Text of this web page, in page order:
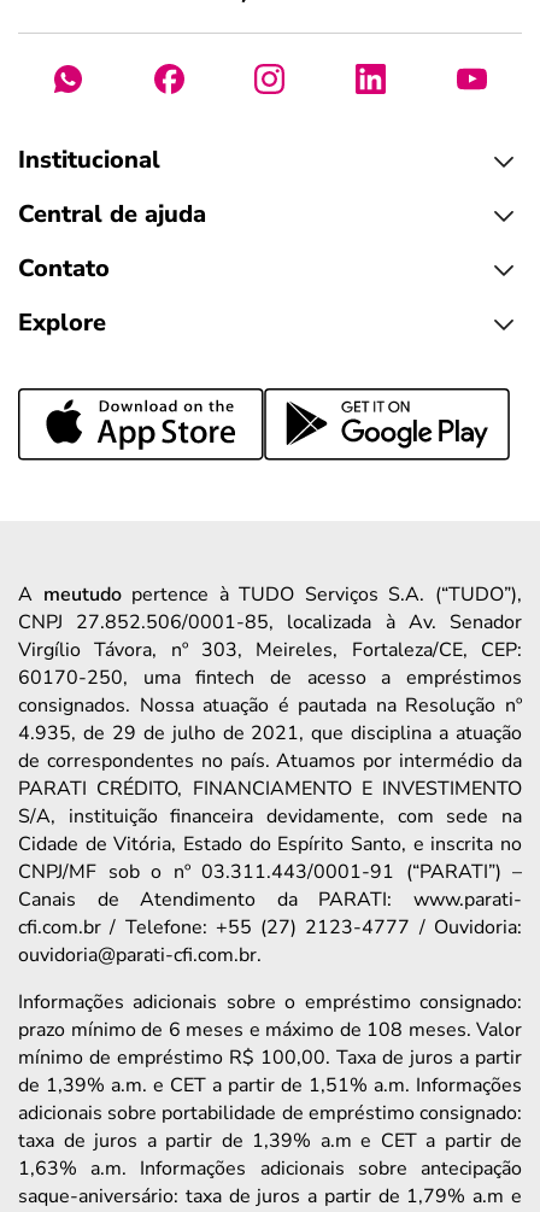
Institucional
Central de ajuda
Contato
Explore
A meutudopertence à TUDO Serviços S.A. (“TUDO”),
CNPJ 27.852.506/0001-85, localizada à Av. Senador
Virgílio Távora, nº 303, Meireles, Fortaleza/CE, CEP:
60170-250, uma fintech de acesso a empréstimos
consignados. Nossa atuação é pautada na Resolução nº
4.935, de 29 de julho de 2021, que disciplina a atuação
de correspondentes no país. Atuamos por intermédio da
PARATI CRÉDITO, FINANCIAMENTO E INVESTIMENTO
S/A, instituição financeira devidamente, com sede na
Cidade de Vitória, Estado do Espírito Santo, e inscrita no
CNPJ/MF sob o nº 03.311.443/0001-91 (“PARATI”) –
Canais de Atendimento da PARATI: www.parati-
cfi.com.br / Telefone: +55 (27) 2123-4777 / Ouvidoria:
ouvidoria@parati-cfi.com.br.
Informações adicionais sobre o empréstimo consignado:
prazo mínimo de 6 meses e máximo de 108 meses. Valor
mínimo de empréstimo R$ 100,00. Taxa de juros a partir
de 1,39% a.m. e CET a partir de 1,51% a.m. Informações
adicionais sobre portabilidade de empréstimo consignado:
taxa de juros a partir de 1,39% a.m e CET a partir de
1,63% a.m. Informações adicionais sobre antecipação
saque-aniversário: taxa de juros a partir de 1,79% a.m e